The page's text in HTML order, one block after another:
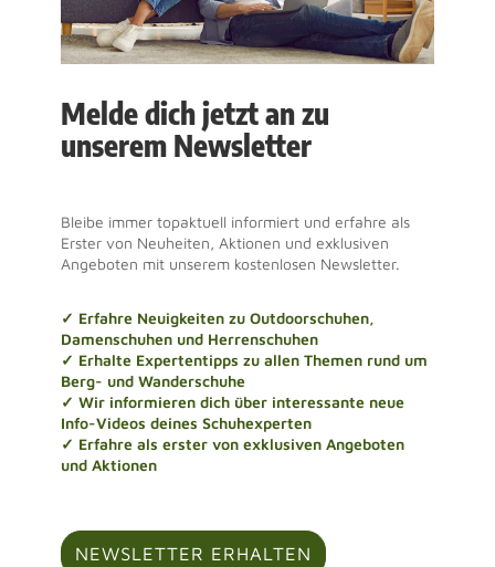
Melde dich jetzt an zu
unserem Newsletter
Bleibe immer topaktuell informiert und erfahre als
Erster von Neuheiten, Aktionen und exklusiven
Angeboten mit unserem kostenlosen Newsletter.
✓ Erfahre Neuigkeiten zu Outdoorschuhen,
Damenschuhen und Herrenschuhen
✓ Erhalte Expertentipps zu allen Themen rund um
Berg- und Wanderschuhe
✓ Wir informieren dich über interessante neue
Info-Videos deines Schuhexperten
✓ Erfahre als erster von exklusiven Angeboten
und Aktionen
NEWSLETTER ERHALTEN